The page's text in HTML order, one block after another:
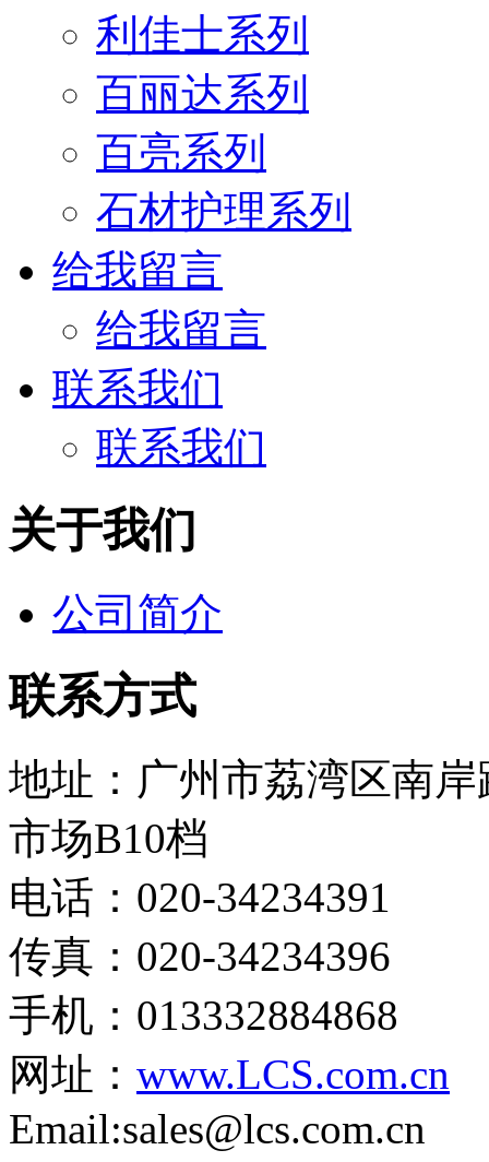
利佳士系列
百丽达系列
百亮系列
石材护理系列
给我留言
给我留言
联系我们
联系我们
关于我们
公司简介
联系方式
地址：广州市荔湾区南
市场B10档
电话：020-34234391
传真：020-34234396
手机：013332884868
网址： www.LCS.com.cn
Email:sales@lcs.com.cn